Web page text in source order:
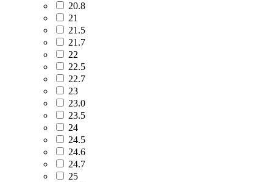
20.8
21
21.5
21.7
22
22.5
22.7
23
23.0
23.5
24
24.5
24.6
24.7
25